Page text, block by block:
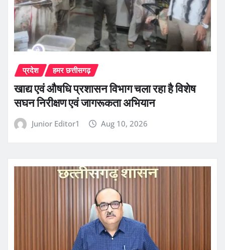
प्रदेश हमर छत्तीसगढ़
खाद्य एवं औषधि प्रशासन विभाग चला रहा है विशेष
सघन निरीक्षण एवं जागरूकता अभियान
Junior Editor1 Aug 10, 2026